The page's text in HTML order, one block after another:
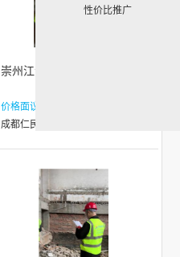
崇州江源镇杀跳蚤
价格面议
性价比推广